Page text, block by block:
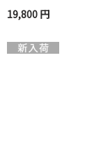
19,800 円